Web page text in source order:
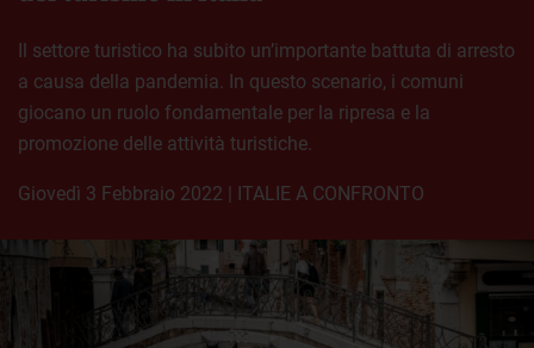
Il settore turistico ha subito un’importante battuta di arresto
a causa della pandemia. In questo scenario, i comuni
giocano un ruolo fondamentale per la ripresa e la
promozione delle attività turistiche.
giovedì 3 Febbraio 2022 | ITALIE A CONFRONTO